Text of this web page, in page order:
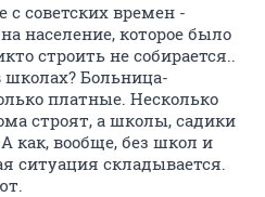
с советских времен -
население, которое было
строить не собирается..
Больница-
платные. Несколько
строят, а школы, садики
как, вообще, без школ и
ситуация складывается.